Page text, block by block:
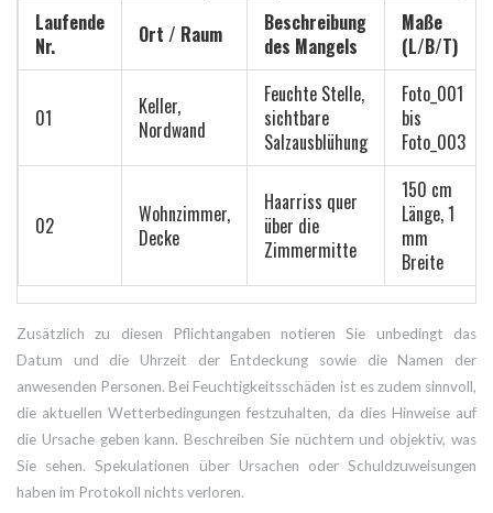
Laufende
Nr.
Ort / Raum
Beschreibung
des Mangels
Maße
(L/B/T)
01
Keller,
Nordwand
Feuchte Stelle,
sichtbare
Salzausblühung
Foto_001
bis
Foto_003
02
Wohnzimmer,
Decke
Haarriss quer
über die
Zimmermitte
150 cm
Länge, 1
mm
Breite
Zusätzlich zu diesen Pflichtangaben notieren Sie unbedingt das
Datum und die Uhrzeit der Entdeckung sowie die Namen der
anwesenden Personen. Bei Feuchtigkeitsschäden ist es zudem sinnvoll,
die aktuellen Wetterbedingungen festzuhalten, da dies Hinweise auf
die Ursache geben kann. Beschreiben Sie nüchtern und objektiv, was
Sie sehen. Spekulationen über Ursachen oder Schuldzuweisungen
haben im Protokoll nichts verloren.